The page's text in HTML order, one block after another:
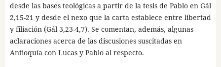
desde las bases teológicas a partir de la tesis de Pablo en Gál
2,15-21 y desde el nexo que la carta establece entre libertad
y filiación (Gál 3,23-4,7). Se comentan, además, algunas
aclaraciones acerca de las discusiones suscitadas en
Antioquía con Lucas y Pablo al respecto.